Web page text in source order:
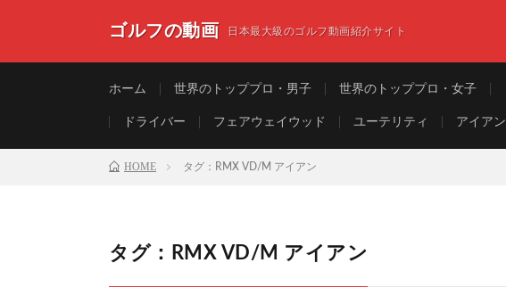
ゴルフの動画 日本最大級のゴルフ動画紹介サイト
ホーム 世界のトッププロ・男子 世界のトッププロ・女子
ドライバー フェアウェイウッド ユーテリティ アイアン
HOME タグ：RMX VD/M アイアン
タグ：RMX VD/M アイアン